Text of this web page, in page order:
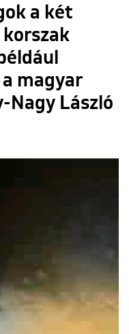
a két
magyar
Nagy László